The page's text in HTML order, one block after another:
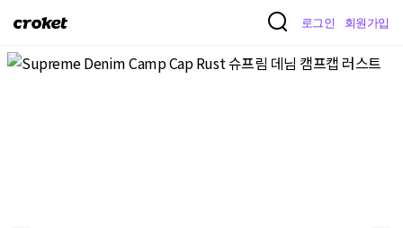
크
켓
로그인 회원가입